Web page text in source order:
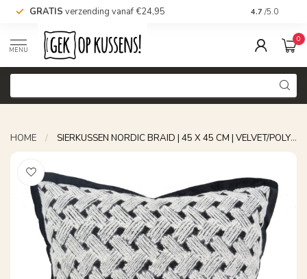
GRATIS verzending vanaf €24,95 Voor 16.00
4.7 /5.0
MENU
0
HOME / SIERKUSSEN NORDIC BRAID | 45 X 45 CM | VELVET/POLYESTER